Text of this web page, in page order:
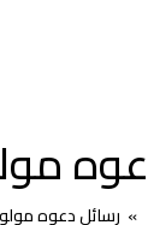
رسائل دعوه